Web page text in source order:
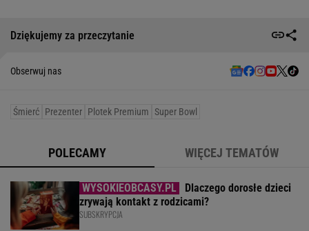
Dziękujemy za przeczytanie
Obserwuj nas
Śmierć Prezenter Plotek Premium Super Bowl
POLECAMY WIĘCEJ TEMATÓW
Dlaczego dorosłe dzieci
zrywają kontakt z rodzicami?
SUBSKRYPCJA